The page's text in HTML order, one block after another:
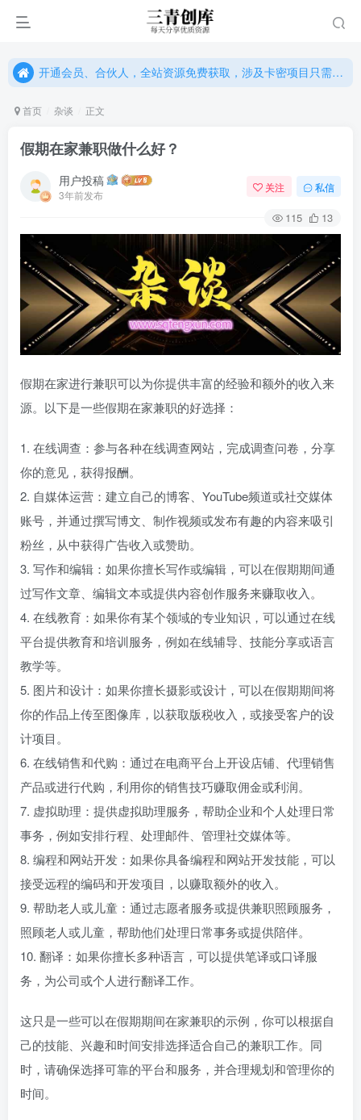
开通会员、合伙人，全站资源免费获取，涉及卡密项目只需单独购卡密（位置：网站右下悬浮按钮）
开通会员、合伙人，全站资源免费获取，涉及卡密项目只需单独购卡密（位置：网站右下悬浮按钮）
首页 杂谈 正文
假期在家兼职做什么好？
用户投稿
3年前发布
关注 私信
115 13
假期在家进行兼职可以为你提供丰富的经验和额外的收入来
源。以下是一些假期在家兼职的好选择：
1. 在线调查：参与各种在线调查网站，完成调查问卷，分享
你的意见，获得报酬。
2. 自媒体运营：建立自己的博客、YouTube频道或社交媒体
账号，并通过撰写博文、制作视频或发布有趣的内容来吸引
粉丝，从中获得广告收入或赞助。
3. 写作和编辑：如果你擅长写作或编辑，可以在假期期间通
过写作文章、编辑文本或提供内容创作服务来赚取收入。
4. 在线教育：如果你有某个领域的专业知识，可以通过在线
平台提供教育和培训服务，例如在线辅导、技能分享或语言
教学等。
5. 图片和设计：如果你擅长摄影或设计，可以在假期期间将
你的作品上传至图像库，以获取版税收入，或接受客户的设
计项目。
6. 在线销售和代购：通过在电商平台上开设店铺、代理销售
产品或进行代购，利用你的销售技巧赚取佣金或利润。
7. 虚拟助理：提供虚拟助理服务，帮助企业和个人处理日常
事务，例如安排行程、处理邮件、管理社交媒体等。
8. 编程和网站开发：如果你具备编程和网站开发技能，可以
接受远程的编码和开发项目，以赚取额外的收入。
9. 帮助老人或儿童：通过志愿者服务或提供兼职照顾服务，
照顾老人或儿童，帮助他们处理日常事务或提供陪伴。
10. 翻译：如果你擅长多种语言，可以提供笔译或口译服
务，为公司或个人进行翻译工作。
这只是一些可以在假期期间在家兼职的示例，你可以根据自
己的技能、兴趣和时间安排选择适合自己的兼职工作。同
时，请确保选择可靠的平台和服务，并合理规划和管理你的
时间。